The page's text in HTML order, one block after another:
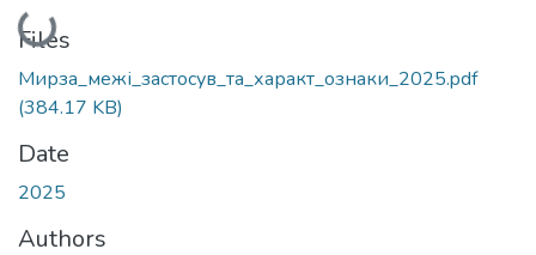
Loading...
Files
Мирза_межі_застосув_та_характ_ознаки_2025.pdf
(384.17 KB)
Date
2025
Authors